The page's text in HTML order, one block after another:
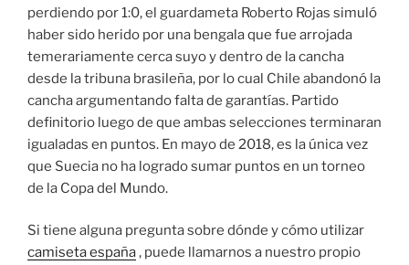
perdiendo por 1:0, el guardameta Roberto Rojas simuló
haber sido herido por una bengala que fue arrojada
temerariamente cerca suyo y dentro de la cancha
desde la tribuna brasileña, por lo cual Chile abandonó la
cancha argumentando falta de garantías. Partido
definitorio luego de que ambas selecciones terminaran
igualadas en puntos. En mayo de 2018, es la única vez
que Suecia no ha logrado sumar puntos en un torneo
de la Copa del Mundo.
Si tiene alguna pregunta sobre dónde y cómo utilizar
camiseta españa, puede llamarnos a nuestro propio